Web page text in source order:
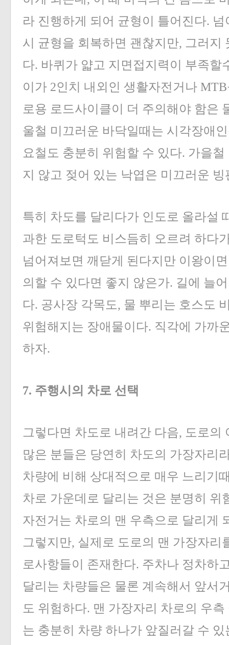
라 진행하게 되어 균형이 틀어진다.
시 균형을 회복하면 괜찮지만, 그러지
다. 바퀴가 얇고 지면접지력이 부족할
이가 2인치 내외인 생활자전거나
로용 로드사이클이 더 주의해야 함은
울철 미끄러운 바닥일때는 시각장애
요철도 충분히 위험할 수 있다. 가을
지 않고 젖어 있는 낙엽은 미끄러운
특히 차도를 달리다가 인도로 올라설
과한 도로턱도 비스듬히 오르려 하다
넘어져보면 깨닫게 된다지만 이왕이
의할 수 있다면 좋지 않은가. 길에 늘
다. 공사장 각목도, 물 뿌리는 호스도
위험해지는 장애물이다. 직각에 가까
하자.
7. 주행시의 차로 선택
그렇다면 차도로 내려간 다음, 도로의
많은 분들은 당연히 차도의 가장자리
차량에 비해 상대적으로 매우 느리기
차로 가운데로 달리는 것은 분명히 위
자전거는 차로의 맨 우측으로 달리게
그렇지만, 실제로 도로의 맨 가장자리
로사항들이 존재한다. 주차나 정차하
달리는 차량들은 물론 계속해서 앞서
도 위험하다. 맨 가장자리 차로의 우
는 충분히 차량 하나가 앞질러갈 수